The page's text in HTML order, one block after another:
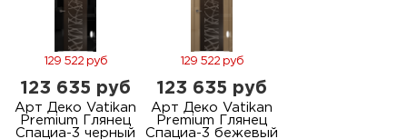
129 522 руб
123 635 руб
Арт Деко Vatikan
Premium Глянец
Спациа-3 черный
129 522 руб
123 635 руб
Арт Деко Vatikan
Premium Глянец
Спациа-3 бежевый